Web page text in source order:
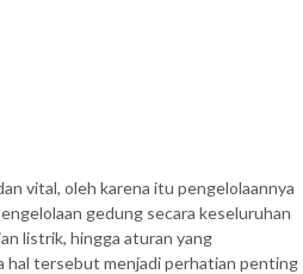
vital, oleh karena itu pengelolaannya
gedung secara keseluruhan
listrik, hingga aturan yang
hal tersebut menjadi perhatian penting